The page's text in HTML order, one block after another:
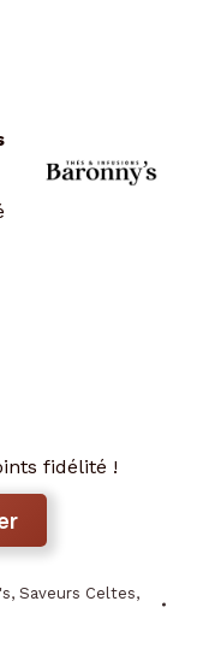
fidélité !
, Saveurs Celtes,